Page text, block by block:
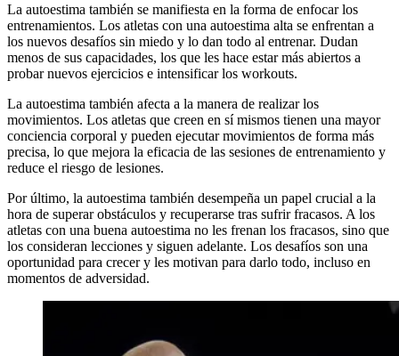
La autoestima también se manifiesta en la forma de enfocar los
entrenamientos. Los atletas con una autoestima alta se enfrentan a
los nuevos desafíos sin miedo y lo dan todo al entrenar. Dudan
menos de sus capacidades, los que les hace estar más abiertos a
probar nuevos ejercicios e intensificar los workouts.
La autoestima también afecta a la manera de realizar los
movimientos. Los atletas que creen en sí mismos tienen una mayor
conciencia corporal y pueden ejecutar movimientos de forma más
precisa, lo que mejora la eficacia de las sesiones de entrenamiento y
reduce el riesgo de lesiones.
Por último, la autoestima también desempeña un papel crucial a la
hora de superar obstáculos y recuperarse tras sufrir fracasos. A los
atletas con una buena autoestima no les frenan los fracasos, sino que
los consideran lecciones y siguen adelante. Los desafíos son una
oportunidad para crecer y les motivan para darlo todo, incluso en
momentos de adversidad.